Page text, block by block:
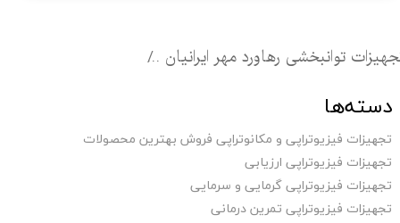
توانبخشی رهاورد مهر ایرانیان
دسته‌ها
تجهیزات فیزیوتراپی و مکانوتراپی فروش بهترین محصولات
تجهیزات فیزیوتراپی ارزیابی
تجهیزات فیزیوتراپی گرمایی و سرمایی
تجهیزات فیزیوتراپی تمرین درمانی